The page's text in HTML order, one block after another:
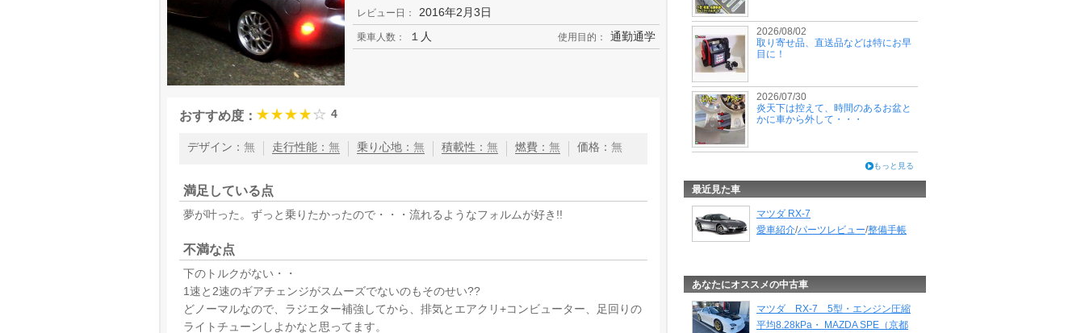
レビュー日： 2016年2月3日
乗車人数： １人 使用目的： 通勤通学
おすすめ度： 4
デザイン ： 無 走行性能 ： 無 乗り心地 ： 無 積載性 ： 無 燃費 ： 無 価格 ： 無
満足している点
夢が叶った。ずっと乗りたかったので・・・流れるようなフォルムが好き!!
不満な点
下のトルクがない・・
1速と2速のギアチェンジがスムーズでないのもそのせい??
どノーマルなので、ラジエター補強してから、排気とエアクリ+コンビューター、足回りの
ライトチューンしよかなと思ってます。
2026/08/02
取り寄せ品、直送品などは特にお早
目に！
2026/07/30
炎天下は控えて、時間のあるお盆と
かに車から外して・・・
もっと見る
最近見た車
マツダ RX-7
愛車紹介/パーツレビュー/整備手帳
あなたにオススメの中古車
マツダ RX-7 5型・エンジン圧縮
平均8.28kPa・ MAZDA SPE（京都